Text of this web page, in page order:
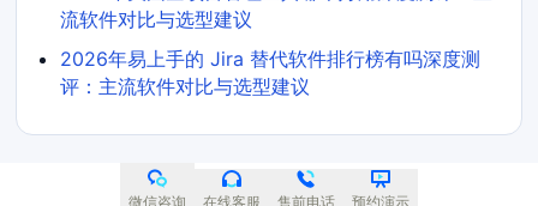
流软件对比与选型建议
2026年易上手的 Jira 替代软件排行榜有吗深度测
评：主流软件对比与选型建议
微信咨询 在线客服 售前电话 预约演示